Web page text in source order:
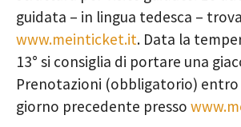
guidata – in lingua tedesca –
www.meinticket.it. Data la
13° si consiglia di portare una
Prenotazioni (obbligatorio) entro
giorno precedente presso